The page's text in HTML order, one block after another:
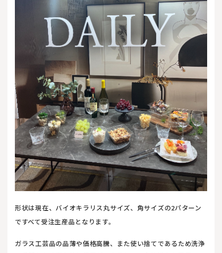
形状は現在、バイオキラリス丸サイズ、角サイズの2パターン
ですべて受注生産品となります。
ガラス工芸品の品薄や価格高騰、また使い捨てであるため洗浄